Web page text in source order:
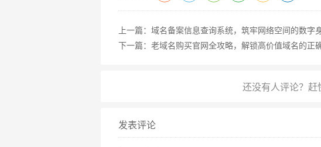
上一篇： 域名备案信息查询系统，筑牢网络空间的数字
下一篇： 老域名购买官网全攻略，解锁高价值域名的正
发表评论